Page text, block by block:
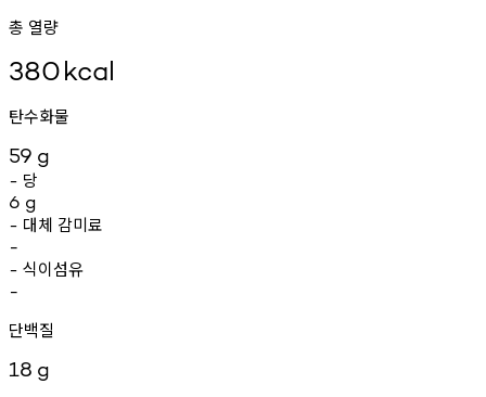
총 열량
380kcal
탄수화물
59 g
- 당
6 g
- 대체 감미료
-
- 식이섬유
-
단백질
18 g